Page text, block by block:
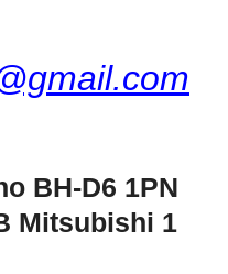
BH-D6 1PN
Mitsubishi 1